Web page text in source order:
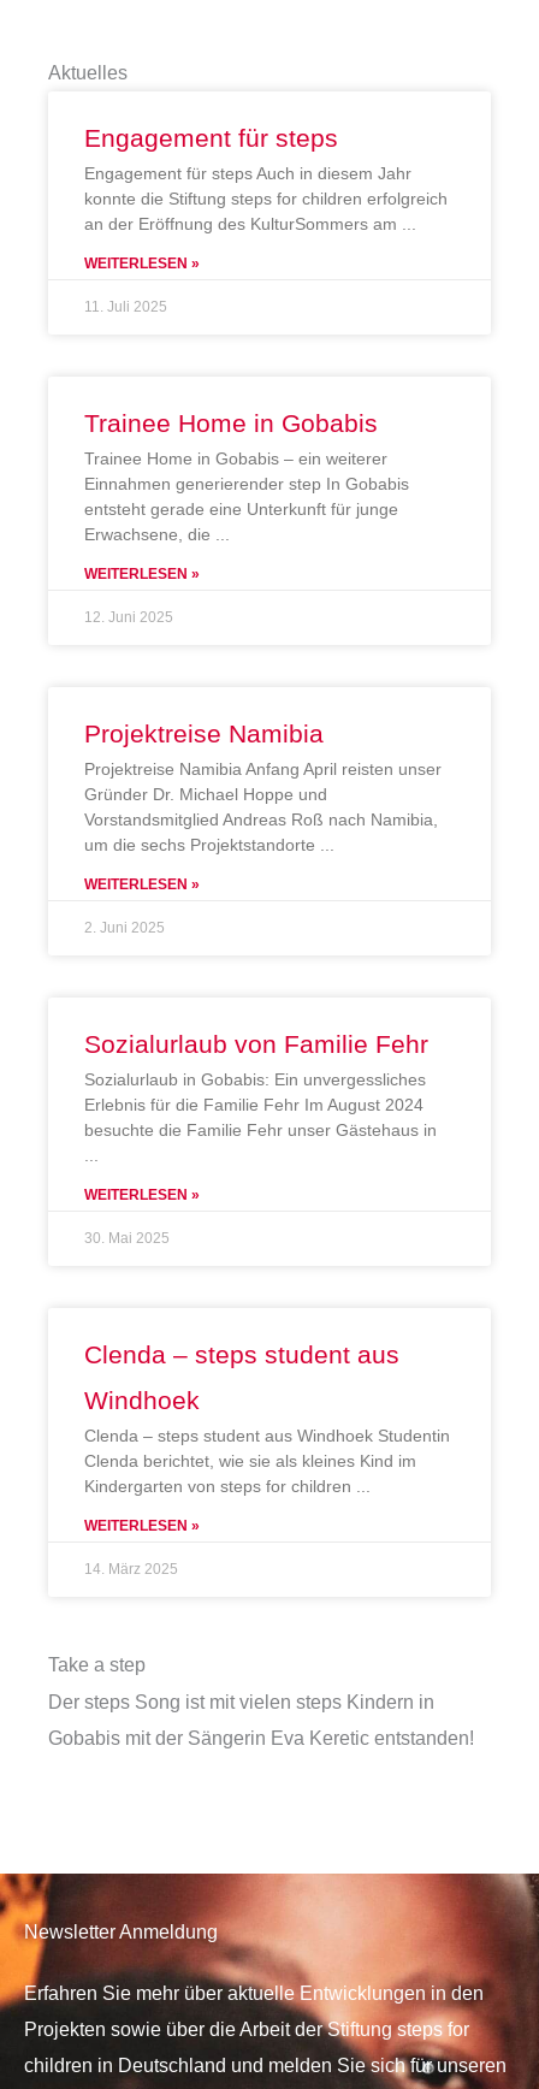
Aktuelles
Engagement für steps
Engagement für steps Auch in diesem Jahr
konnte die Stiftung steps for children erfolgreich
an der Eröffnung des KulturSommers am
WEITERLESEN »
11. Juli 2025
Trainee Home in Gobabis
Trainee Home in Gobabis – ein weiterer
Einnahmen generierender step In Gobabis
entsteht gerade eine Unterkunft für junge
Erwachsene, die
WEITERLESEN »
12. Juni 2025
Projektreise Namibia
Projektreise Namibia Anfang April reisten unser
Gründer Dr. Michael Hoppe und
Vorstandsmitglied Andreas Roß nach Namibia,
um die sechs Projektstandorte
WEITERLESEN »
2. Juni 2025
Sozialurlaub von Familie Fehr
Sozialurlaub in Gobabis: Ein unvergessliches
Erlebnis für die Familie Fehr Im August 2024
besuchte die Familie Fehr unser Gästehaus in
WEITERLESEN »
30. Mai 2025
Clenda – steps student aus
Windhoek
Clenda – steps student aus Windhoek Studentin
Clenda berichtet, wie sie als kleines Kind im
Kindergarten von steps for children
WEITERLESEN »
14. März 2025
Take a step
Der steps Song ist mit vielen steps Kindern in
Gobabis mit der Sängerin Eva Keretic entstanden!
Newsletter Anmeldung
Erfahren Sie mehr über aktuelle Entwicklungen in den
Projekten sowie über die Arbeit der Stiftung steps for
children in Deutschland und melden Sie sich für unseren